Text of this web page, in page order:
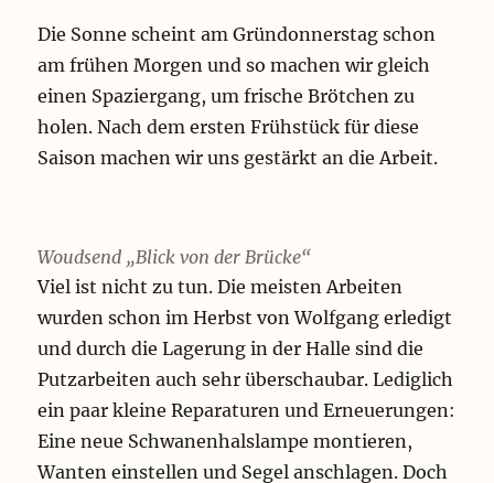
Die Sonne scheint am Gründonnerstag schon
am frühen Morgen und so machen wir gleich
einen Spaziergang, um frische Brötchen zu
holen. Nach dem ersten Frühstück für diese
Saison machen wir uns gestärkt an die Arbeit.
Woudsend „Blick von der Brücke“
Viel ist nicht zu tun. Die meisten Arbeiten
wurden schon im Herbst von Wolfgang erledigt
und durch die Lagerung in der Halle sind die
Putzarbeiten auch sehr überschaubar. Lediglich
ein paar kleine Reparaturen und Erneuerungen:
Eine neue Schwanenhalslampe montieren,
Wanten einstellen und Segel anschlagen. Doch